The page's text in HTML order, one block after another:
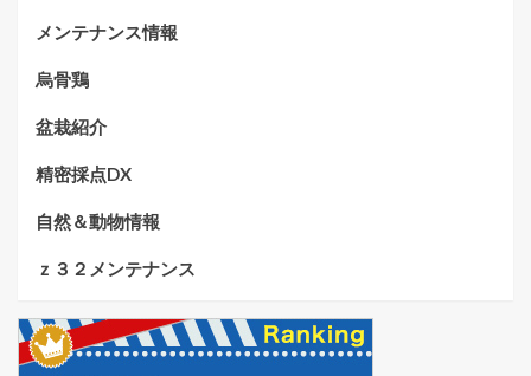
メンテナンス情報
烏骨鶏
盆栽紹介
精密採点DX
自然＆動物情報
ｚ３２メンテナンス